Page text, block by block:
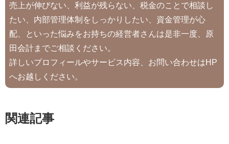
売上が伸びない、利益が残らない、税金のことで相談し
たい、内部管理体制をしっかりしたい、資金管理が心
配、といった悩みをお持ちの経営者さんは是非一度、原
田会計までご相談ください。
詳しいプロフィールやサービス内容、お問い合わせはHP
へお越しください。
関連記事